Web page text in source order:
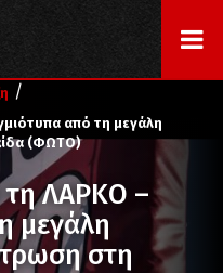
/
από τη μεγάλη
(ΦΩΤΟ)
τη ΛΑΡΚΟ –
μεγάλη
στη